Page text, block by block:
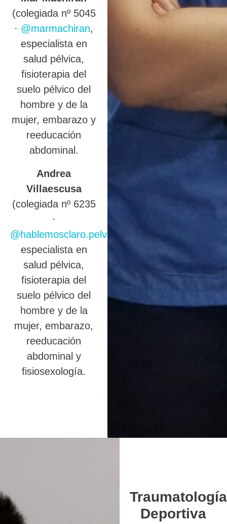
(colegiada nº 5045
· @marmachiran,
especialista en
salud pélvica,
fisioterapia del
suelo pélvico del
hombre y de la
mujer, embarazo y
reeducación
abdominal.
Andrea
Villaescusa
(colegiada nº 6235
·
@hablemosclaro.pelvic
),
especialista en
salud pélvica,
fisioterapia del
suelo pélvico del
hombre y de la
mujer, embarazo,
reeducación
abdominal y
fisiosexología.
Traumatología
Deportiva